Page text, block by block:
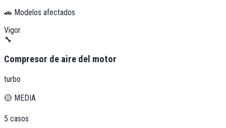
🚗 Modelos afectados
Vigor
🔧
Compresor de aire del motor
turbo
🟡 MEDIA
5 casos